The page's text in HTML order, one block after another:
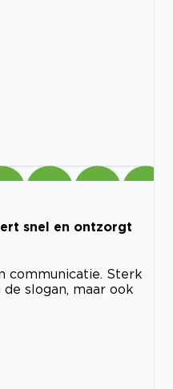
snel en ontzorgt
communicatie. Sterk
slogan, maar ook